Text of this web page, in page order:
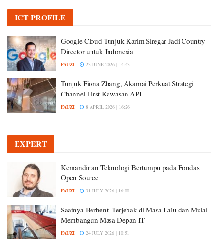
ICT PROFILE
Google Cloud Tunjuk Karim Siregar Jadi Country
Director untuk Indonesia
FAUZI 23 JUNE 2026 | 14:43
Tunjuk Fiona Zhang, Akamai Perkuat Strategi
Channel-First Kawasan APJ
FAUZI 8 APRIL 2026 | 16:26
EXPERT
Kemandirian Teknologi Bertumpu pada Fondasi
Open Source
FAUZI 31 JULY 2026 | 16:00
Saatnya Berhenti Terjebak di Masa Lalu dan Mulai
Membangun Masa Depan IT
FAUZI 24 JULY 2026 | 10:51